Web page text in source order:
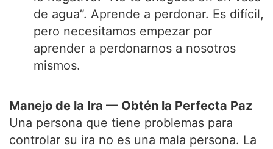
de agua”. Aprende a perdonar. Es difícil,
pero necesitamos empezar por
aprender a perdonarnos a nosotros
mismos.
Manejo de la Ira — Obtén la Perfecta Paz
Una persona que tiene problemas para
controlar su ira no es una mala persona. La